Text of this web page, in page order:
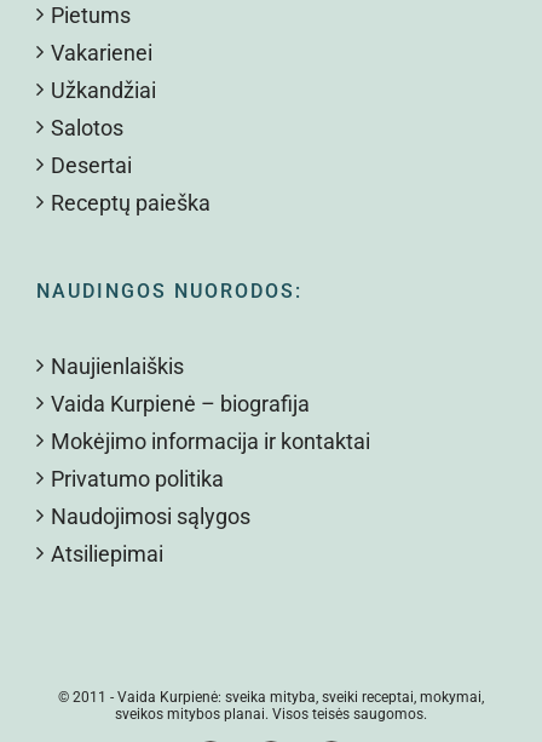
Pietums
Vakarienei
Užkandžiai
Salotos
Desertai
Receptų paieška
NAUDINGOS NUORODOS:
Naujienlaiškis
Vaida Kurpienė – biografija
Mokėjimo informacija ir kontaktai
Privatumo politika
Naudojimosi sąlygos
Atsiliepimai
© 2011 - Vaida Kurpienė: sveika mityba, sveiki receptai, mokymai,
sveikos mitybos planai. Visos teisės saugomos.